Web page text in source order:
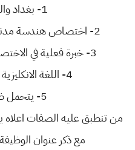
1- بغداد والبصرة وكربلاء
2- اختصاص هندسة مدنية او ما يقارب هذا المجال.
3- خبرة فعلية في الاختصاص لا تقل عن 3 سنوات
4- اللغة الانكليزية بمستوى جيد جدا.
5- يتحمل ضغط العمل.
من تنطبق عليه الصفات اعلاه
مع ذكر عنوان